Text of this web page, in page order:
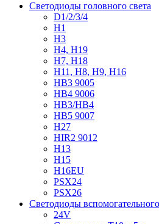
Светодиоды головного света
D1/2/3/4
H1
H3
H4, H19
H7, H18
H11, H8, H9, H16
HB3 9005
HB4 9006
HB3/HB4
HB5 9007
H27
HIR2 9012
H13
H15
H16EU
PSX24
PSX26
Светодиоды
24V